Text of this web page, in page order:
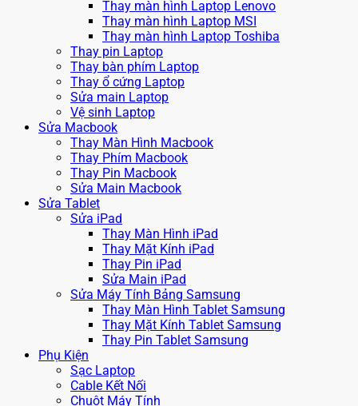
Thay màn hình Laptop Lenovo
Thay màn hình Laptop MSI
Thay màn hình Laptop Toshiba
Thay pin Laptop
Thay bàn phím Laptop
Thay ổ cứng Laptop
Sửa main Laptop
Vệ sinh Laptop
Sửa Macbook
Thay Màn Hình Macbook
Thay Phím Macbook
Thay Pin Macbook
Sửa Main Macbook
Sửa Tablet
Sửa iPad
Thay Màn Hình iPad
Thay Mặt Kính iPad
Thay Pin iPad
Sửa Main iPad
Sửa Máy Tính Bảng Samsung
Thay Màn Hình Tablet Samsung
Thay Mặt Kính Tablet Samsung
Thay Pin Tablet Samsung
Phụ Kiện
Sạc Laptop
Cable Kết Nối
Chuột Máy Tính